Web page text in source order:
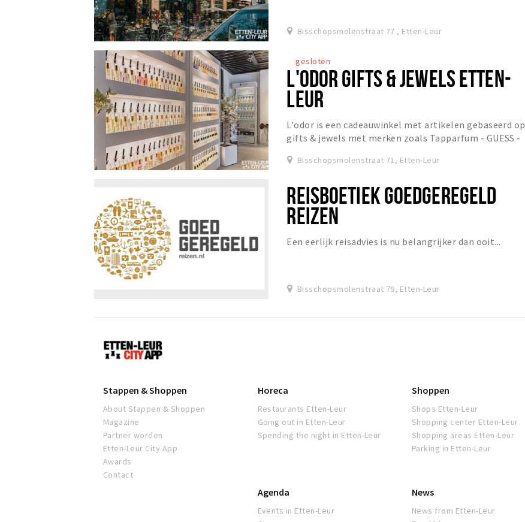
Bisschopsmolenstraat 77 , Etten-Leur
gesloten
L'ODOR GIFTS & JEWELS ETTEN-
LEUR
L'odor is een cadeauwinkel met artikelen gebaseerd op
gifts & jewels met merken zoals Tapparfum - GUESS -
Bisschopsmolenstraat 71, Etten-Leur
REISBOETIEK GOEDGEREGELD
REIZEN
Een eerlijk reisadvies is nu belangrijker dan ooit...
Bisschopsmolenstraat 79, Etten-Leur
Etten-
Leur
Stappen & Shoppen
About Stappen & Shoppen
Magazine
Partner worden
Etten-Leur City App
Awards
Contact
Horeca
Restaurants Etten-Leur
Going out in Etten-Leur
Spending the night in Etten-Leur
Shoppen
Shops Etten-Leur
Shopping center Etten-Leur
Shopping areas Etten-Leur
Parking in Etten-Leur
Agenda
Events in Etten-Leur
News
News from Etten-Leur